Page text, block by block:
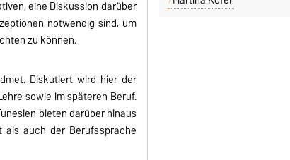
eine Diskussion darüber
notwendig sind, um
zu können.
Diskutiert wird hier der
sowie im späteren Beruf.
bieten darüber hinaus
als auch der Berufssprache